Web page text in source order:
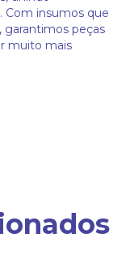
Com insumos que
garantimos peças
muito mais